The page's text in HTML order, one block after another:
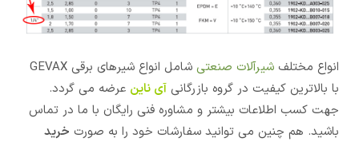
انواع مختلف شیرآلات صنعتی
شامل انواع شیرهای برقی GEVAX
با بالاترین کیفیت در گروه بازرگانی آی ناین عرضه می گردد.
جهت کسب اطلاعات بیشتر و مشاوره فنی رایگان با ما در تماس
باشید. هم چنین می توانید سفارشات خود را به صورت خرید